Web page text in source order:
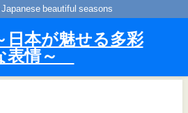
beautiful seasons
日本が魅せる多彩
表情～